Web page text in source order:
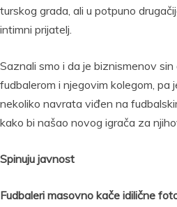
turskog grada, ali u potpuno
intimni prijatelj.
Saznali smo i da je biznismenov
fudbalerom i njegovim kolegom, pa
nekoliko navrata viđen na
kako bi našao novog igrača za
Spinuju javnost
Fudbaleri masovno kače idilične